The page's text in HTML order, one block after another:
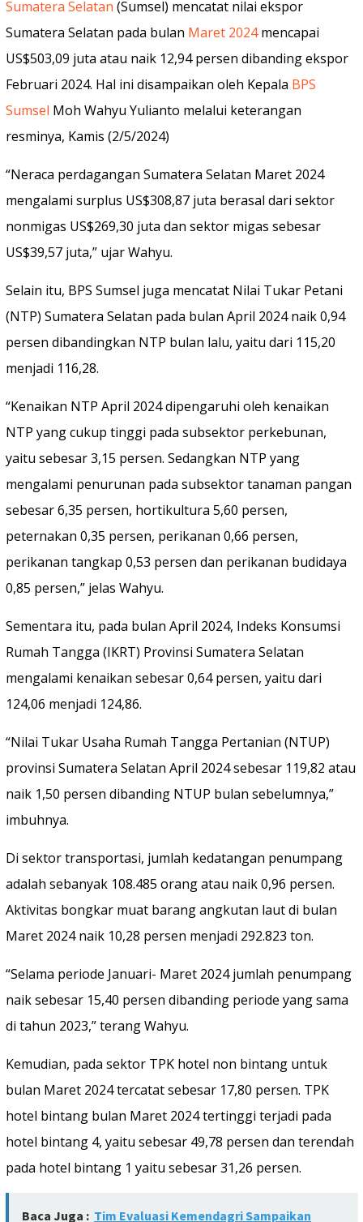
Sumatera Selatan (Sumsel) mencatat nilai ekspor
Sumatera Selatan pada bulan Maret 2024mencapai
US$503,09 juta atau naik 12,94 persen dibanding ekspor
Februari 2024. Hal ini disampaikan oleh Kepala BPS
Sumsel Moh Wahyu Yulianto melalui keterangan
resminya, Kamis (2/5/2024)
“Neraca perdagangan Sumatera Selatan Maret 2024
mengalami surplus US$308,87 juta berasal dari sektor
nonmigas US$269,30 juta dan sektor migas sebesar
US$39,57 juta,” ujar Wahyu.
Selain itu, BPS Sumsel juga mencatat Nilai Tukar Petani
(NTP) Sumatera Selatan pada bulan April 2024 naik 0,94
persen dibandingkan NTP bulan lalu, yaitu dari 115,20
menjadi 116,28.
“Kenaikan NTP April 2024 dipengaruhi oleh kenaikan
NTP yang cukup tinggi pada subsektor perkebunan,
yaitu sebesar 3,15 persen. Sedangkan NTP yang
mengalami penurunan pada subsektor tanaman pangan
sebesar 6,35 persen, hortikultura 5,60 persen,
peternakan 0,35 persen, perikanan 0,66 persen,
perikanan tangkap 0,53 persen dan perikanan budidaya
0,85 persen,” jelas Wahyu.
Sementara itu, pada bulan April 2024, Indeks Konsumsi
Rumah Tangga (IKRT) Provinsi Sumatera Selatan
mengalami kenaikan sebesar 0,64 persen, yaitu dari
124,06 menjadi 124,86.
“Nilai Tukar Usaha Rumah Tangga Pertanian (NTUP)
provinsi Sumatera Selatan April 2024 sebesar 119,82 atau
naik 1,50 persen dibanding NTUP bulan sebelumnya,”
imbuhnya.
Di sektor transportasi, jumlah kedatangan penumpang
adalah sebanyak 108.485 orang atau naik 0,96 persen.
Aktivitas bongkar muat barang angkutan laut di bulan
Maret 2024 naik 10,28 persen menjadi 292.823 ton.
“Selama periode Januari- Maret 2024 jumlah penumpang
naik sebesar 15,40 persen dibanding periode yang sama
di tahun 2023,” terang Wahyu.
Kemudian, pada sektor TPK hotel non bintang untuk
bulan Maret 2024 tercatat sebesar 17,80 persen. TPK
hotel bintang bulan Maret 2024 tertinggi terjadi pada
hotel bintang 4, yaitu sebesar 49,78 persen dan terendah
pada hotel bintang 1 yaitu sebesar 31,26 persen.
Baca Juga : Tim Evaluasi Kemendagri Sampaikan